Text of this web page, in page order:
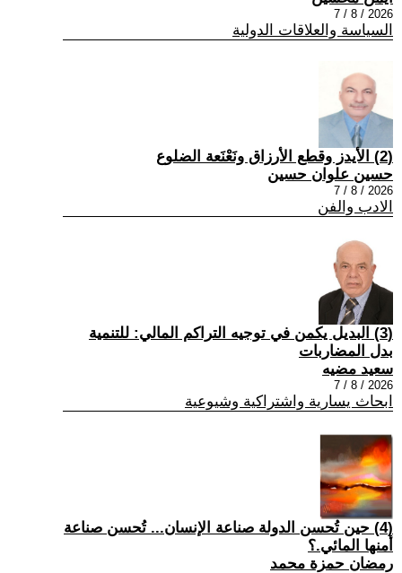
2026 / 8 / 7
السياسة والعلاقات الدولية
(2) الأيدز وقطع الأرزاق ونَعْنَعة الضلوع
حسين علوان حسين
2026 / 8 / 7
الادب والفن
(3) البديل يكمن في توجيه التراكم المالي: للتنمية
بدل المضاربات
سعيد مضيه
2026 / 8 / 7
ابحاث يسارية واشتراكية وشيوعية
(4) حين تُحسن الدولة صناعة الإنسان... تُحسن صناعة
أمنها المائي.؟
رمضان حمزة محمد